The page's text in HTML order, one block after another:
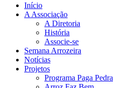
Início
A Associação
A Diretoria
História
Associe-se
Semana Arrozeira
Notícias
Projetos
Programa Paga Pedra